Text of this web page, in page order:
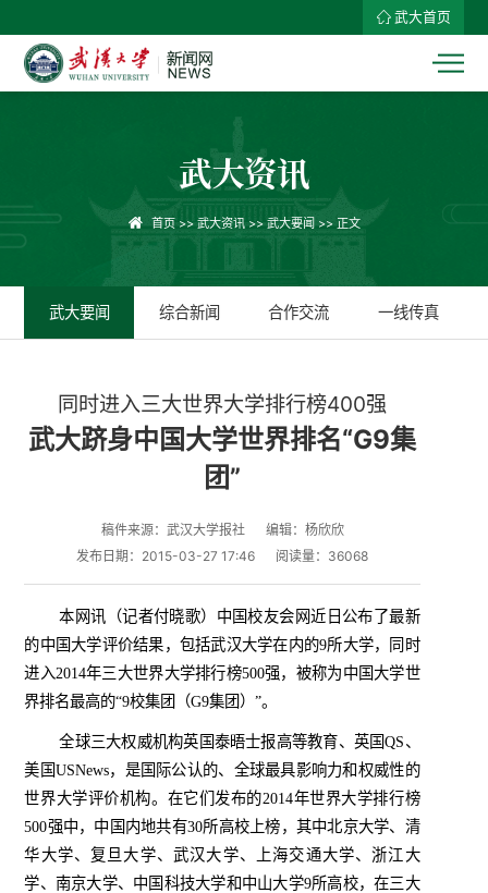
武大首页
武大资讯
首页>> 武大资讯>> 武大要闻 >> 正文
武大要闻 综合新闻 合作交流 一线传真
同时进入三大世界大学排行榜400强
武大跻身中国大学世界排名“G9集
团”
稿件来源：武汉大学报社
编辑：杨欣欣
发布日期：2015-03-27 17:46
阅读量： 36068
本网讯 （记者付晓歌） 中国校友会网近日公布了最新
的中国大学评价结果，包括武汉大学在内的9所大学，同时
进入2014年三大世界大学排行榜500强，被称为中国大学世
界排名最高的“9校集团（G9集团）”。
全球三大权威机构英国泰晤士报高等教育、英国QS、
美国USNews，是国际公认的、全球最具影响力和权威性的
世界大学评价机构。在它们发布的2014年世界大学排行榜
500强中，中国内地共有30所高校上榜，其中北京大学、清
华大学、复旦大学、武汉大学、上海交通大学、浙江大
学、南京大学、中国科技大学和中山大学9所高校，在三大